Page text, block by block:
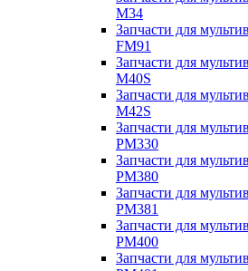
M34
Запчасти для
FM91
Запчасти для
M40S
Запчасти для
M42S
Запчасти для
PM330
Запчасти для
PM380
Запчасти для
PM381
Запчасти для
PM400
Запчасти для